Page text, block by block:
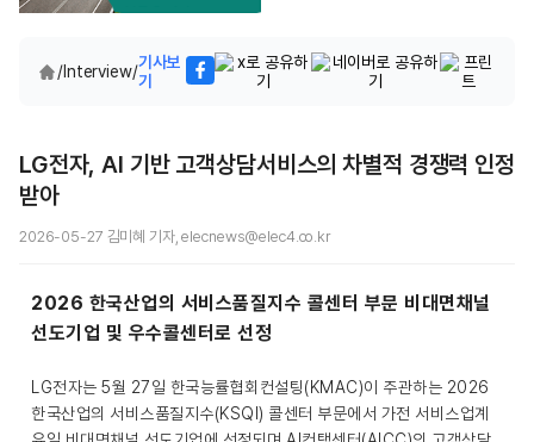
/Interview/기사보
기
LG전자, AI 기반 고객상담서비스의 차별적 경쟁력 인정
받아
2026-05-27 김미혜 기자, elecnews@elec4.co.kr
2026 한국산업의 서비스품질지수 콜센터 부문 비대면채널
선도기업 및 우수콜센터로 선정
LG전자는 5월 27일 한국능률협회컨설팅(KMAC)이 주관하는 2026
한국산업의 서비스품질지수(KSQI) 콜센터 부문에서 가전 서비스업계